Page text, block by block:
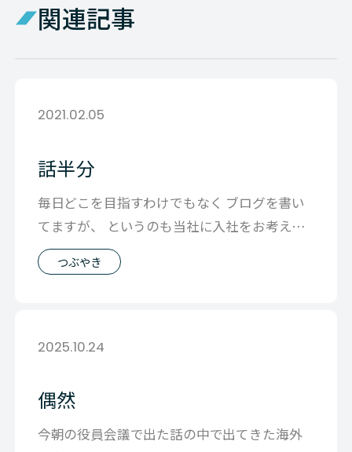
関連記事
2021.02.05
話半分
毎日どこを目指すわけでもなく ブログを書い
てますが、 というのも当社に入社をお考えの
方に 私がどういう考え方をするか、ど
つぶやき
2025.10.24
偶然
今朝の役員会議で出た話の中で出てきた海外